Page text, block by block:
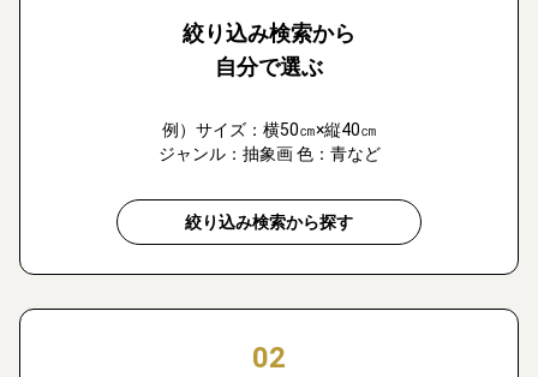
絞り込み検索から
自分で選ぶ
例）サイズ：横50㎝×縦40㎝
ジャンル：抽象画 色：青など
絞り込み検索から探す
02